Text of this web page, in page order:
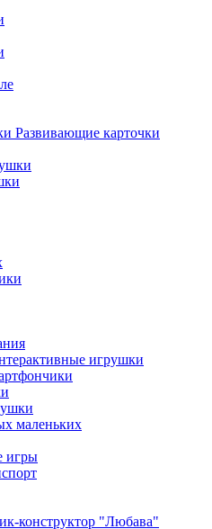
Развивающие карточки
игрушки
маленьких
игры